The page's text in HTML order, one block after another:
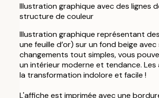
Illustration graphique avec des lignes
structure de couleur
Illustration graphique représentant
une feuille d’or) sur un fond beige
changements tout simples, vous
un intérieur moderne et tendance.
la transformation indolore et facile !
L'affiche est imprimée avec une